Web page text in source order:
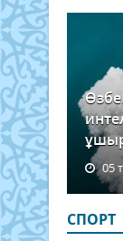
05
СПОРТ